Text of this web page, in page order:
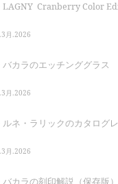
LAGNY Cranberry Color
月.2026
バカラのエッチンググラス
月.2026
ルネ・ラリックのカタログ
月.2026